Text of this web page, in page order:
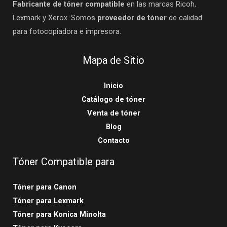
Fabricante de tóner compatible en las marcas Ricoh,
Lexmark y Xerox. Somos proveedor de tóner de calidad
para fotocopiadora e impresora.
Mapa de Sitio
Inicio
Catálogo de tóner
Venta de tóner
Blog
Contacto
Tóner Compatible para
Tóner para Canon
Tóner para Lexmark
Tóner para Konica Minolta